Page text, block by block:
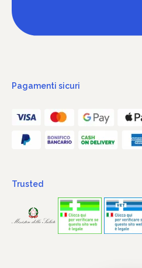
Pagamenti sicuri
Trusted